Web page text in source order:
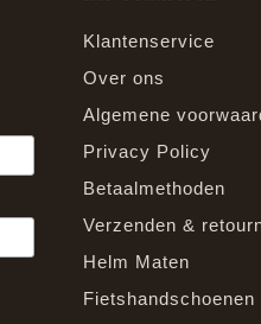
Klantenservice
Over ons
Algemene
Privacy Policy
Betaalmethoden
Verzenden &
Helm Maten
Fietshandschoenen